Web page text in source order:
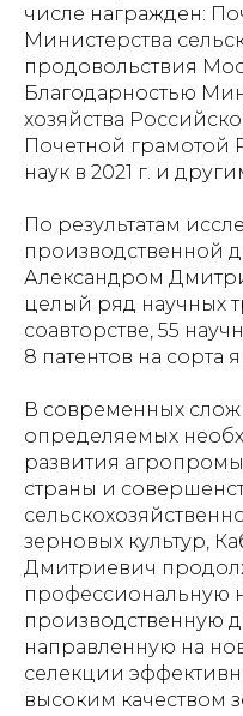
числе награжден:
Министерства
продовольствия
Благодарностью
хозяйства
Почетной грамотой
наук в 2021 г. и
По результатам
производственной
Александром
целый ряд научных
соавторстве, 55
8 патентов на сорта
В современных
определяемых
развития
страны и
зерновых культур,
Дмитриевич
профессиональную
производственную
направленную на
селекции
высоким качеством